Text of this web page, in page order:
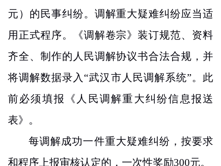
元 ） 的民事纠纷。 调解重大疑难纠纷应当适
用正式程序。
《调解卷宗》装订规范、资料
齐全、制作的 人民调解协议书合法合规，并
将调解数据录入“武汉市人民调解系统”。 此
前必须填报《 人民调解重大纠纷信息报送
表》。
每调解成功一件重大疑难纠纷，按要求
和程序上报审核认定的，一次性奖励300元。